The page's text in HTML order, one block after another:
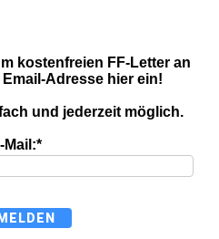
kostenfreien FF-Letter an
Adresse hier ein!
und jederzeit möglich.
Mail:*